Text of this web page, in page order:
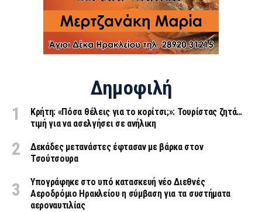
Δημοφιλή
Κρήτη: «Πόσα θέλεις για το κορίτσι;»: Τουρίστας ζητά…
τιμή για να ασελγήσει σε ανήλικη
Δεκάδες μετανάστες έφτασαν με βάρκα στον
Τσούτσουρα
Υπογράφηκε στο υπό κατασκευή νέο Διεθνές
Αεροδρόμιο Ηρακλείου η σύμβαση για τα συστήματα
αεροναυτιλίας